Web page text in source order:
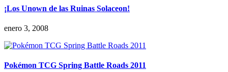
¡Los Unown de las Ruinas Solaceon!
enero 3, 2008
Pokémon TCG Spring Battle Roads 2011